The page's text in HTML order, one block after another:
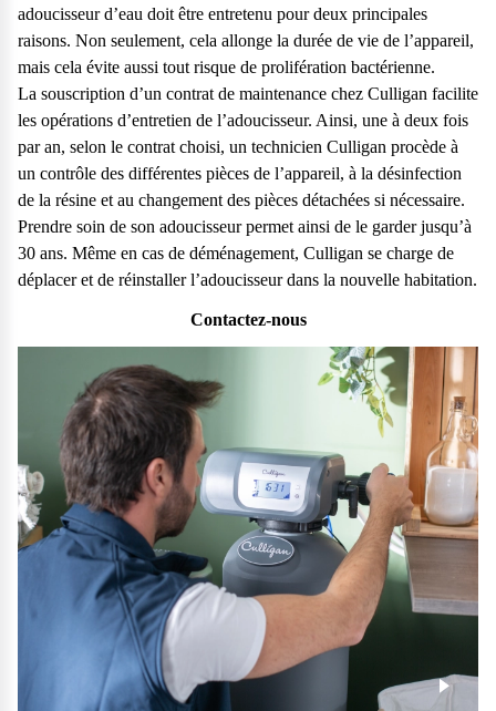
adoucisseur d’eau doit être entretenu pour deux principales
raisons. Non seulement, cela allonge la durée de vie de l’appareil,
mais cela évite aussi tout risque de prolifération bactérienne.
La souscription d’un contrat de maintenance chez Culligan facilite
les opérations d’entretien de l’adoucisseur. Ainsi, une à deux fois
par an, selon le contrat choisi, un technicien Culligan procède à
un contrôle des différentes pièces de l’appareil, à la désinfection
de la résine et au changement des pièces détachées si nécessaire.
Prendre soin de son adoucisseur permet ainsi de le garder jusqu’à
30 ans. Même en cas de déménagement, Culligan se charge de
déplacer et de réinstaller l’adoucisseur dans la nouvelle habitation.
Contactez-nous